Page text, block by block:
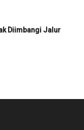
Diimbangi Jalur